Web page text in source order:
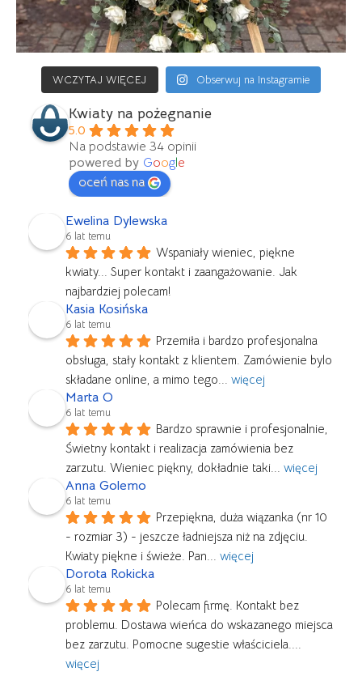
WCZYTAJ WIĘCEJ Obserwuj na Instagramie
Kwiaty na pożegnanie
5.0
Na podstawie 34 opinii
powered by Google
oceń nas na
Ewelina Dylewska
6 lat temu
Wspaniały wieniec, piękne
kwiaty... Super kontakt i zaangażowanie. Jak
najbardziej polecam!
Kasia Kosińska
6 lat temu
Przemiła i bardzo profesjonalna
obsługa, stały kontakt z klientem. Zamówienie bylo
składane online, a mimo tego... więcej
Marta O
6 lat temu
Bardzo sprawnie i profesjonalnie,
Świetny kontakt i realizacja zamówienia bez
zarzutu. Wieniec piękny, dokładnie taki... więcej
Anna Golemo
6 lat temu
Przepiękna, duża wiązanka (nr 10
- rozmiar 3) - jeszcze ładniejsza niż na zdjęciu.
Kwiaty piękne i świeże. Pan... więcej
Dorota Rokicka
6 lat temu
Polecam firmę. Kontakt bez
problemu. Dostawa wieńca do wskazanego miejsca
bez zarzutu. Pomocne sugestie właściciela.
więcej